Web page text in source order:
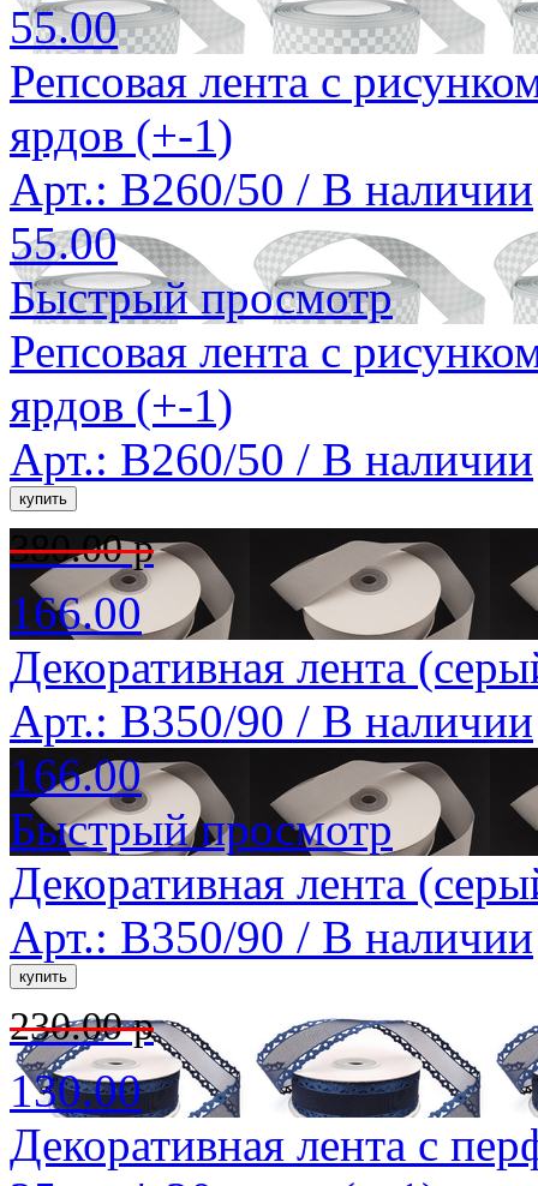
55.00
Репсовая лента с
ярдов (+-1)
Арт.: B260/50 / В наличии
55.00
Быстрый просмотр
Репсовая лента с
ярдов (+-1)
Арт.: B260/50 / В наличии
380.00 р
166.00
Декоративная лента
Арт.: B350/90 / В наличии
166.00
Быстрый просмотр
Декоративная лента
Арт.: B350/90 / В наличии
230.00 р
130.00
Декоративная лента с